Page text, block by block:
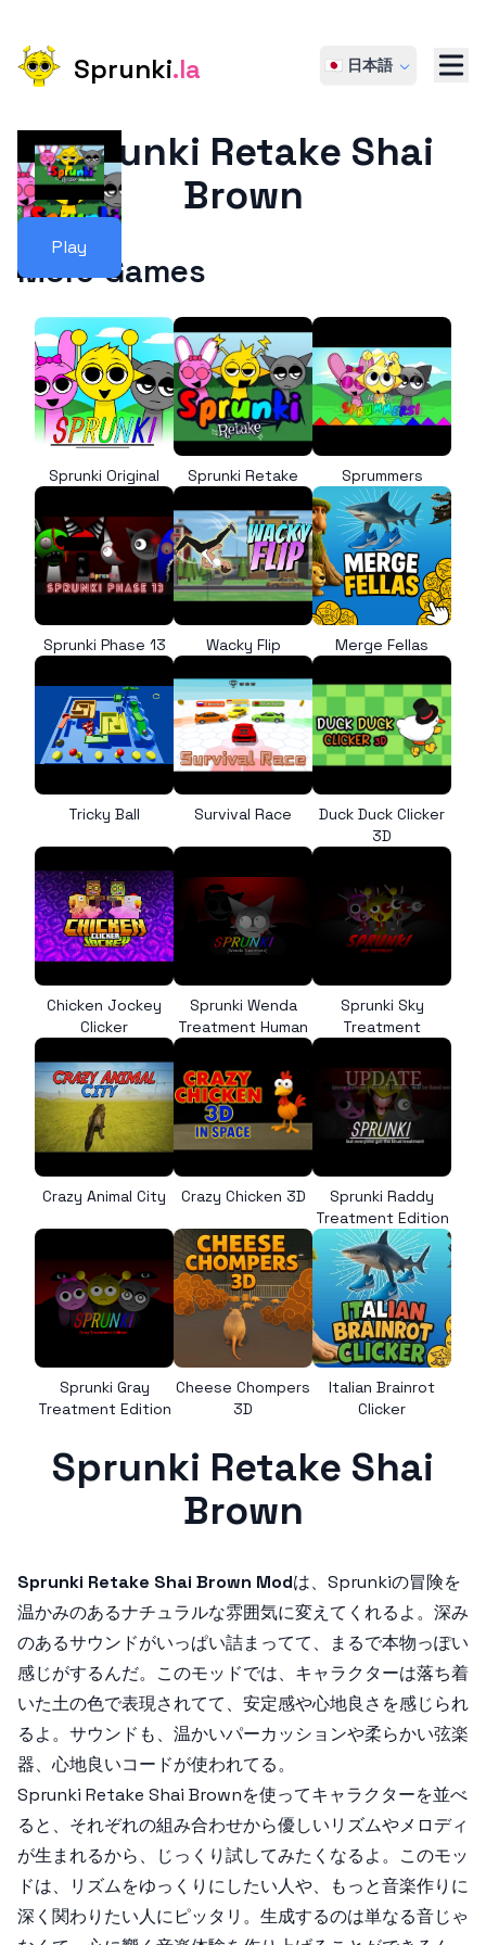
Sprunki.la 🇯🇵 日本語
Play
Sprunki Retake Shai
Brown
More Games
Sprunki Original Sprunki Retake Sprummers
Sprunki Phase 13 Wacky Flip Merge Fellas
Tricky Ball Survival Race
Duck Duck Clicker
3D
Chicken Jockey
Clicker
Sprunki Wenda
Treatment Human
Sprunki Sky
Treatment
Crazy Animal City Crazy Chicken 3D
Sprunki Raddy
Treatment Edition
Sprunki Gray
Treatment Edition
Cheese Chompers
3D
Italian Brainrot
Clicker
Sprunki Retake Shai
Brown
Sprunki Retake Shai Brown Modは、Sprunkiの冒険を
温かみのあるナチュラルな雰囲気に変えてくれるよ。深み
のあるサウンドがいっぱい詰まってて、まるで本物っぽい
感じがするんだ。このモッドでは、キャラクターは落ち着
いた土の色で表現されてて、安定感や心地良さを感じられ
るよ。サウンドも、温かいパーカッションや柔らかい弦楽
器、心地良いコードが使われてる。
Sprunki Retake Shai Brownを使ってキャラクターを並べ
ると、それぞれの組み合わせから優しいリズムやメロディ
が生まれるから、じっくり試してみたくなるよ。このモッ
ドは、リズムをゆっくりにしたい人や、もっと音楽作りに
深く関わりたい人にピッタリ。生成するのは単なる音じゃ